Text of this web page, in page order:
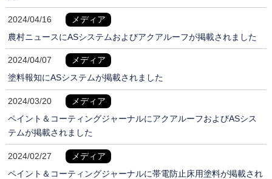
2024/04/16
メディア
農村ニュースにASシステムおよびアクアルーフが掲載されました
2024/04/07
メディア
塗料報知にASシステムが掲載されました
2024/03/20
メディア
ペイント＆コーティングジャーナルにアクアルーフおよびASシス
テムが掲載されました
2024/02/27
メディア
ペイント＆コーティングジャーナルに帯電防止床用塗料が掲載され